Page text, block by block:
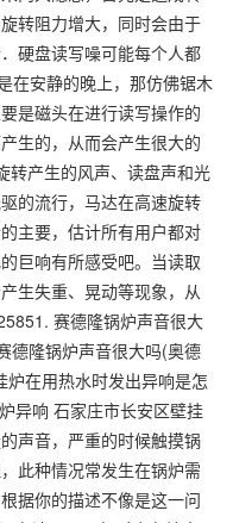
转阻力增大，同时会由于
硬盘读写噪可能每个人都
在安静的晚上，那仿佛锯木
是磁头在进行读写操作的
生的，从而会产生很大的
转产生的风声、读盘声和光
的流行，马达在高速旋转
主要，估计所有用户都对
巨响有所感受吧。当读取
生失重、晃动等现象，从
赛德隆锅炉声音很大
德隆锅炉声音很大吗(奥德
在用热水时发出异响是怎
异响 石家庄市长安区壁挂
声音，严重的时候触摸锅
此种情况常发生在锅炉需
据你的描述不像是这一问